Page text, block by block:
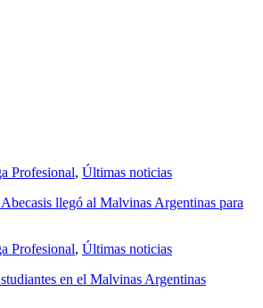
Profesional, Últimas noticias
llegó al Malvinas Argentinas para
Profesional, Últimas noticias
en el Malvinas Argentinas